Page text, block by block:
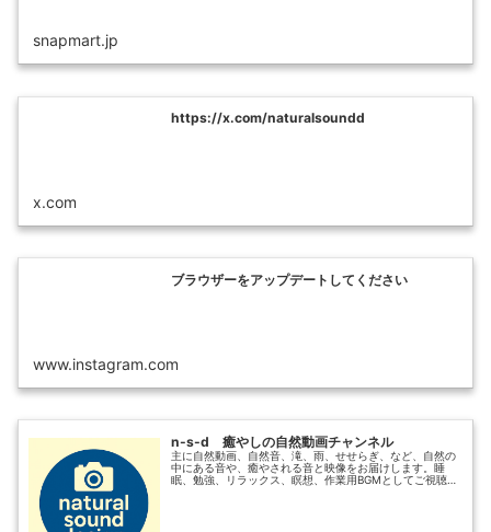
snapmart.jp
https://x.com/naturalsoundd
x.com
ブラウザーをアップデートしてください
www.instagram.com
n-s-d 癒やしの自然動画チャンネル
主に自然動画、自然音、滝、雨、せせらぎ、など、自然の
中にある音や、癒やされる音と映像をお届けします。睡
眠、勉強、リラックス、瞑想、作業用BGMとしてご視聴い